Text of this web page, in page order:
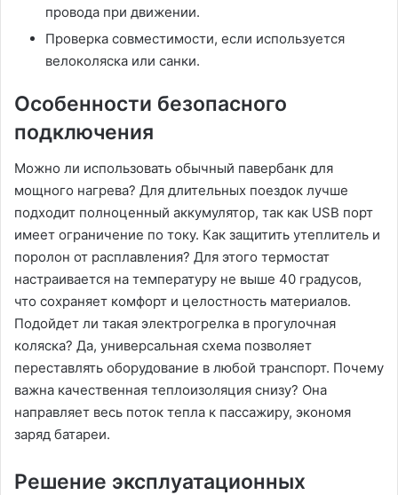
провода при движении.
Проверка совместимости, если используется
велоколяска или санки.
Особенности безопасного
подключения
Можно ли использовать обычный павербанк для
мощного нагрева? Для длительных поездок лучше
подходит полноценный аккумулятор, так как USB порт
имеет ограничение по току. Как защитить утеплитель и
поролон от расплавления? Для этого термостат
настраивается на температуру не выше 40 градусов,
что сохраняет комфорт и целостность материалов.
Подойдет ли такая электрогрелка в прогулочная
коляска? Да, универсальная схема позволяет
переставлять оборудование в любой транспорт. Почему
важна качественная теплоизоляция снизу? Она
направляет весь поток тепла к пассажиру, экономя
заряд батареи.
Решение эксплуатационных